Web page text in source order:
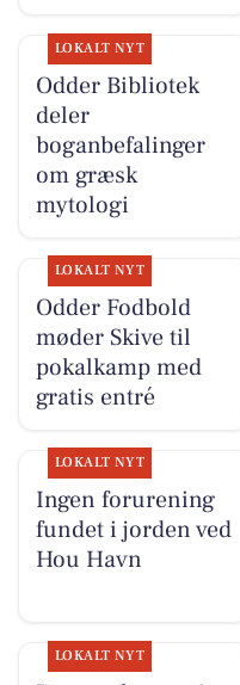
LOKALT NYT
Odder Bibliotek
deler
boganbefalinger
om græsk
mytologi
LOKALT NYT
Odder Fodbold
møder Skive til
pokalkamp med
gratis entré
LOKALT NYT
Ingen forurening
fundet i jorden ved
Hou Havn
LOKALT NYT